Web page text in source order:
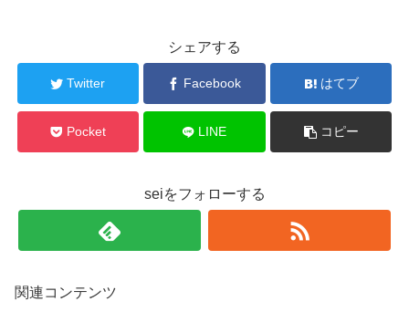
シェアする
Twitter Facebook はてブ
Pocket LINE コピー
seiをフォローする
関連コンテンツ